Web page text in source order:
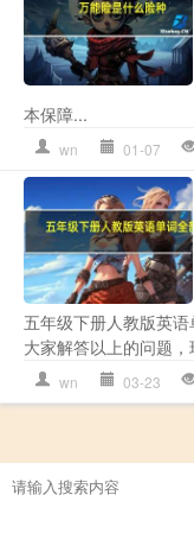
本保障...
wn 01-07
五年级下册人教版英
大家解答以上的问题
wn 03-23